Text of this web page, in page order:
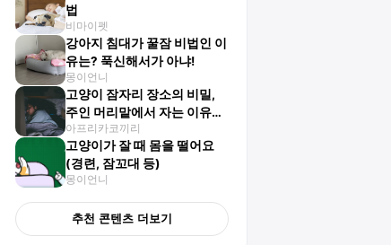
법
비마이펫
강아지 침대가 꿀잠 비법인 이
유는? 푹신해서가 아냐!
몽이언니
고양이 잠자리 장소의 비밀,
주인 머리맡에서 자는 이유
는?
아프리카코끼리
고양이가 잘 때 몸을 떨어요
(경련, 잠꼬대 등)
몽이언니
추천 콘텐츠 더보기